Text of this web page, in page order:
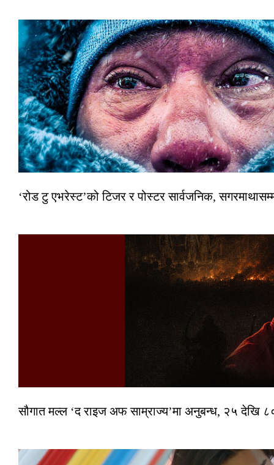
‘रोड टु एभरेस्ट’को टिजर र पोस्टर सार्वजनिक,
सौगात मल्ल ‘द राइज अफ साम्राज्य’मा अनुबन्ध, २५ देखि